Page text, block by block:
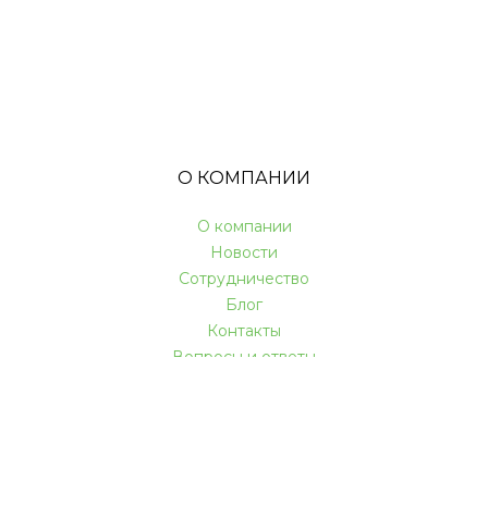
О КОМПАНИИ
О компании
Новости
Сотрудничество
Блог
Контакты
Вопросы и ответы